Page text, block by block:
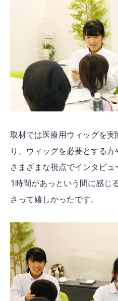
取材では医療用ウィッグを
り、ウィッグを必要とする
さまざまな視点でインタビュ
1時間があっという間に感じ
さって嬉しかったです。